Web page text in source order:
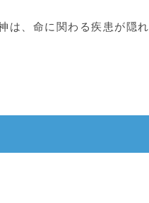
は、命に関わる疾患が隠れ